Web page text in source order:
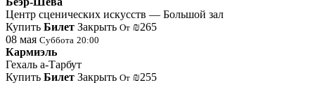
Центр сценических искусств — Большой зал
Купить Билет Закрыть От ₪265
08 мая Суббота 20:00
Кармиэль
Гехаль а-Тарбут
Купить Билет Закрыть От ₪255